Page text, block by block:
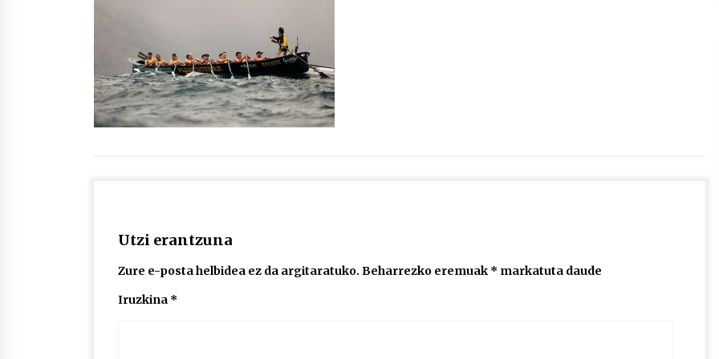
POTTO: San Pedro jaietako bertso-
saioa
2026/07/09
Utzi erantzuna
Zure e-posta helbidea ez da argitaratuko. Beharrezko eremuak * markatuta daude
Iruzkina *